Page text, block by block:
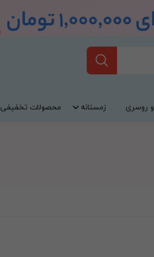
روسری زمستانه محصولات تخفیفی